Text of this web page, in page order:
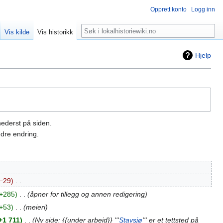
Hjelp
på siden.
endring.
åpner for tillegg og annen redigering
meieri
711
Ny side: {{under arbeid}} '''Stavsjø''' er et tettsted på
Opprett konto Logg inn
Vis kilde Vis historikk Søk